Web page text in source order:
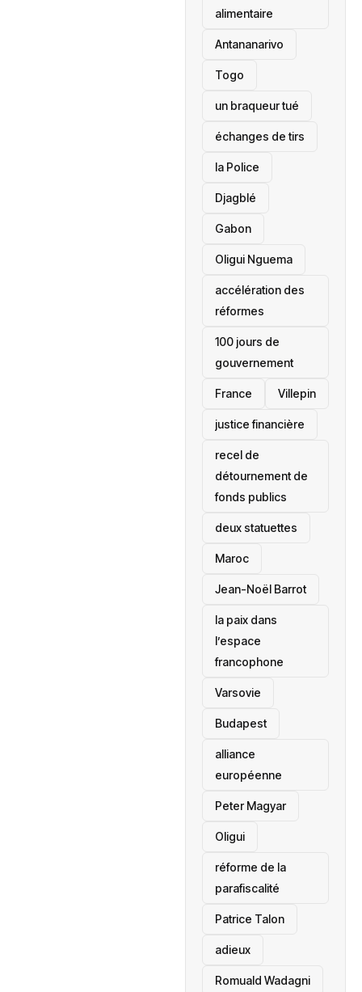
alimentaire
Antananarivo
‎Togo
un braqueur tué
échanges de tirs
la Police
Djagblé
Gabon
Oligui Nguema
accélération des
réformes
100 jours de
gouvernement
France Villepin
justice financière
recel de
détournement de
fonds publics
deux statuettes
Maroc
Jean-Noël Barrot
la paix dans
l’espace
francophone
‎Varsovie
Budapest
alliance
européenne
Peter Magyar
Oligui
réforme de la
parafiscalité
Patrice Talon
adieux
Romuald Wadagni